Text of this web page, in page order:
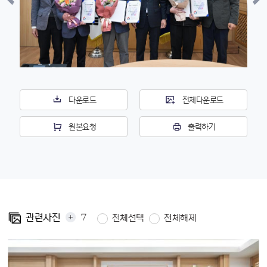
다운로드 전체다운로드
원본요청 출력하기
관련사진 + 7 전체선택 전체해제